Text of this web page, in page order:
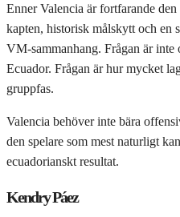
Enner Valencia är fortfarande
kapten, historisk målskytt och en
VM-sammanhang. Frågan är
Ecuador. Frågan är hur mycket
gruppfas.
Valencia behöver inte bära
den spelare som mest naturligt
ecuadorianskt resultat.
Kendry Páez